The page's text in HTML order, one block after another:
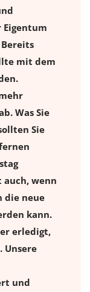
mit dem
Was Sie
Sie
auch, wenn
die neue
kann.
erledigt,
Unsere
und